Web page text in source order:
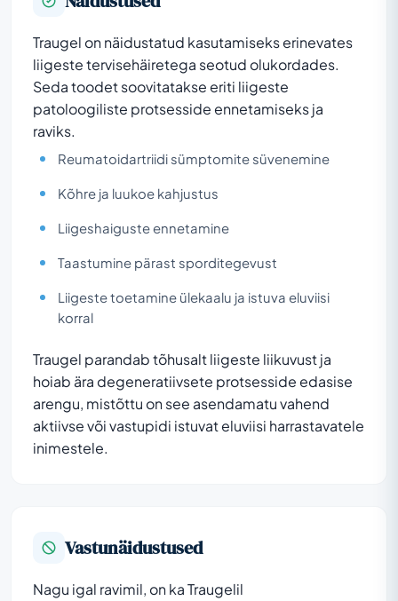
Traugel on näidustatud kasutamiseks erinevates
liigeste tervisehäiretega seotud olukordades.
Seda toodet soovitatakse eriti liigeste
patoloogiliste protsesside ennetamiseks ja
raviks.
Reumatoidartriidi sümptomite süvenemine
Kõhre ja luukoe kahjustus
Liigeshaiguste ennetamine
Taastumine pärast sporditegevust
Liigeste toetamine ülekaalu ja istuva eluviisi
korral
Traugel parandab tõhusalt liigeste liikuvust ja
hoiab ära degeneratiivsete protsesside edasise
arengu, mistõttu on see asendamatu vahend
aktiivse või vastupidi istuvat eluviisi harrastavatele
inimestele.
Vastunäidustused
Nagu igal ravimil, on ka Traugelil